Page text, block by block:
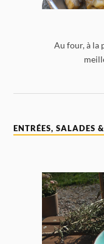
Au four, à la
ENTRÉES, SALADES